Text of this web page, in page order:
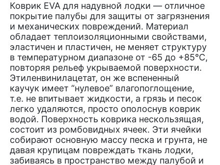
Коврик EVA для надувной лодки — отличное
покрытие палубы для защиты от загрязнения
и механических повреждений. Материал
обладает теплоизоляционными свойствами,
эластичен и пластичен, не меняет структуру
в температурном диапазоне от -65 до +85°С,
повторяя рельеф укрываемой поверхности.
Этиленвинилацетат, он же вспененный
каучук имеет “нулевое” влагопоглощение,
т.е. не впитывает жидкости, а грязь и песок
легко удаляются, просто ополоснув коврик
водой. Поверхность коврика нескользящая,
состоит из ромбовидных ячеек. Эти ячейки
собирают основную массу песка и грунта, не
давая крупицам повреждать ткань лодки,
забиваясь в пространство между палубой и